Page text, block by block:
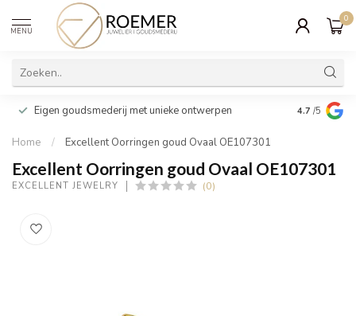
MENU
0
Eigen goudsmederij met unieke ontwerpen Wij
cadeau
4.7 /5
Home / Excellent Oorringen goud Ovaal OE107301
Excellent Oorringen goud Ovaal OE107301
EXCELLENT JEWELRY (0)